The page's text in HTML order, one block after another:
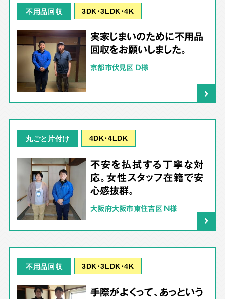
不用品回収 3DK･3LDK･4K
実家じまいのために不用品
回収をお願いしました。
京都市伏見区 D様
丸ごと片付け 4DK･4LDK
不安を払拭する丁寧な対
応。女性スタッフ在籍で安
心感抜群。
大阪府大阪市東住吉区 N様
不用品回収 3DK･3LDK･4K
手際がよくって、あっという